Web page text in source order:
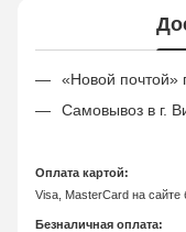
«Новой почтой»
Самовывоз в г.
Оплата картой:
Visa, MasterCard на сайте
Безналичная оплата: